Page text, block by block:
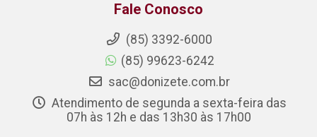
Fale Conosco
(85) 3392-6000
(85) 99623-6242
sac@donizete.com.br
Atendimento de segunda a sexta-feira das
07h às 12h e das 13h30 às 17h00